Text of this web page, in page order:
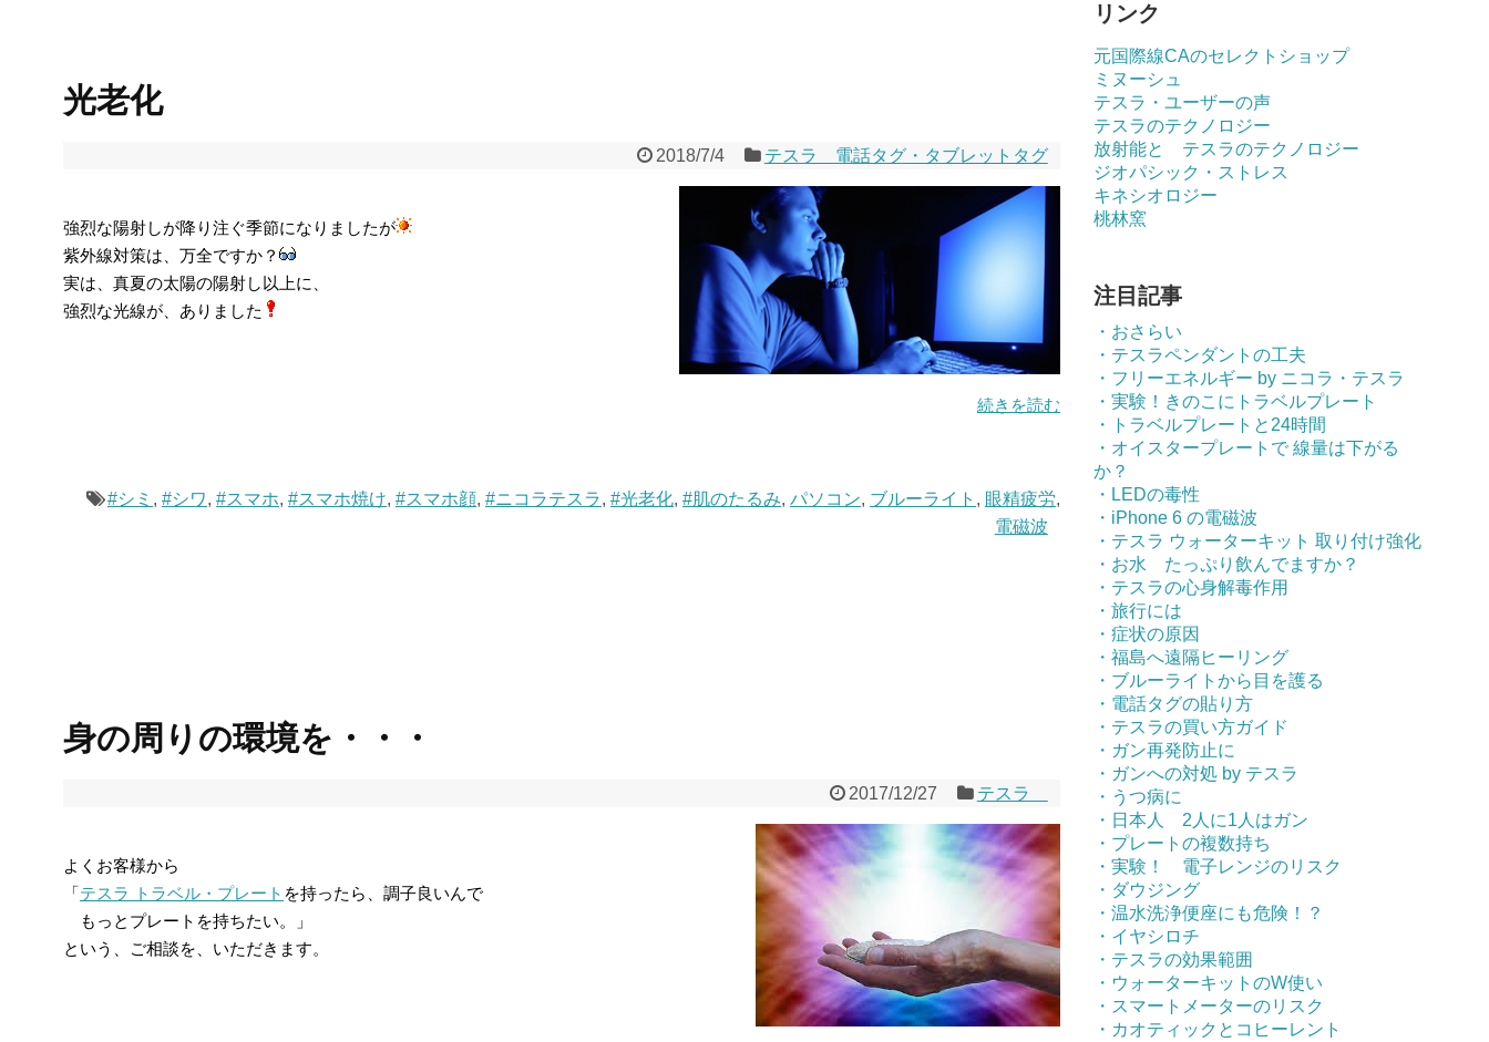
光老化
2018/7/4 テスラ 電話タグ・タブレットタグ
強烈な陽射しが降り注ぐ季節になりましたが
紫外線対策は、万全ですか？
実は、真夏の太陽の陽射し以上に、
強烈な光線が、ありました
続きを読む
#シミ , #シワ, #スマホ, #スマホ焼け, #スマホ顔, #ニコラテスラ, #光老化, #肌のたるみ, パソコン, ブルーライト , 眼精疲労,
電磁波
身の周りの環境を・・・
2017/12/27 テスラ
よくお客様から
「テスラ トラベル・プレート を持ったら、調子良いんで
もっとプレートを持ちたい。」
という、ご相談を、いただきます。
リンク
元国際線CAのセレクトショップ
ミヌーシュ
テスラ・ユーザーの声
テスラのテクノロジー
放射能と テスラのテクノロジー
ジオパシック・ストレス
キネシオロジー
桃林窯
注目記事
・おさらい
・テスラペンダントの工夫
・フリーエネルギー by ニコラ・テスラ
・実験！きのこにトラベルプレート
・トラベルプレートと24時間
・オイスタープレートで 線量は下がる
か？
・LEDの毒性
・iPhone 6 の電磁波
・テスラ ウォーターキット 取り付け強化
・お水 たっぷり飲んでますか？
・テスラの心身解毒作用
・旅行には
・症状の原因
・福島へ遠隔ヒーリング
・ブルーライトから目を護る
・電話タグの貼り方
・テスラの買い方ガイド
・ガン再発防止に
・ガンへの対処 by テスラ
・うつ病に
・日本人 2人に1人はガン
・プレートの複数持ち
・実験！ 電子レンジのリスク
・ダウジング
・温水洗浄便座にも危険！？
・イヤシロチ
・テスラの効果範囲
・ウォーターキットのW使い
・スマートメーターのリスク
・カオティックとコヒーレント